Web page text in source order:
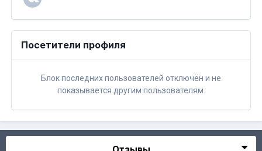
Посетители профиля
Блок последних пользователей отключён и не
показывается другим пользователям.